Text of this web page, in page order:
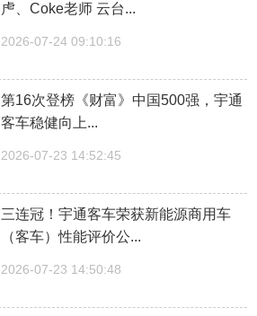
虍、Coke老师 云台...
2026-07-24 09:10:16
第16次登榜《财富》中国500强，宇通
客车稳健向上...
2026-07-23 14:52:45
三连冠！宇通客车荣获新能源商用车
（客车）性能评价公...
2026-07-23 14:50:48